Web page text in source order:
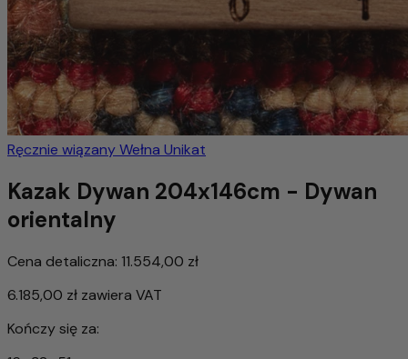
Ręcznie wiązanyWełna Unikat
Kazak Dywan 204x146cm - Dywan
orientalny
Cena detaliczna: 11.554,00 zł
6.185,00 zł zawiera VAT
Kończy się za: